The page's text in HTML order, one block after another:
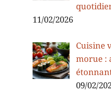
11/02/2026
Cuisine
morue :
09/02/